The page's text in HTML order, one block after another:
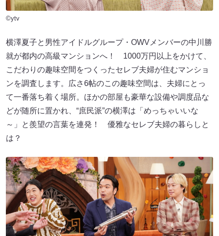
©ytv
横澤夏子と男性アイドルグループ・OWVメンバーの中川勝
就が都内の高級マンションへ！ 1000万円以上をかけて、
こだわりの趣味空間をつくったセレブ夫婦が住むマンショ
ンを調査します。広さ6帖のこの趣味空間は、夫婦にとっ
て一番落ち着く場所。ほかの部屋も豪華な設備や調度品な
どが随所に置かれ、“庶民派”の横澤は「めっちゃいいな
～」と羨望の言葉を連発！ 優雅なセレブ夫婦の暮らしと
は？